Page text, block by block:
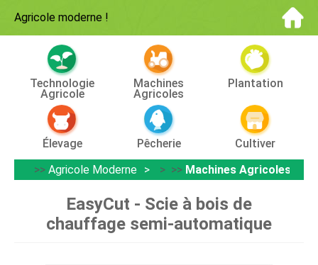
Agricole moderne !
Technologie
Agricole
Machines
Agricoles
Plantation
Élevage Pêcherie
Cultiver
>> Agricole Moderne > >> Machines Agricoles
EasyCut - Scie à bois de
chauffage semi-automatique